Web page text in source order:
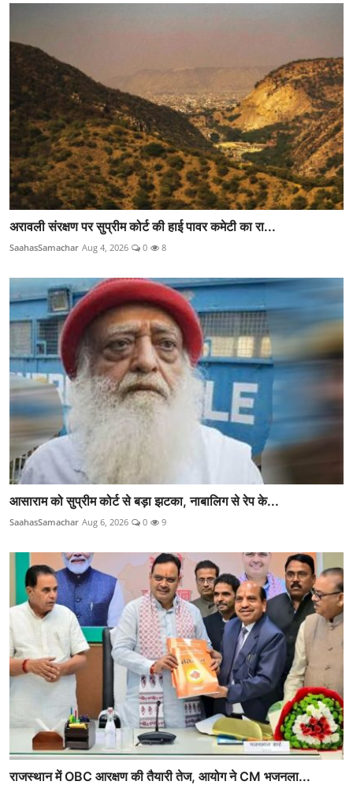
अरावली संरक्षण पर सुप्रीम कोर्ट की हाई पावर कमेटी का रा...
SaahasSamachar Aug 4, 2026 0 8
आसाराम को सुप्रीम कोर्ट से बड़ा झटका, नाबालिग से रेप के...
SaahasSamachar Aug 6, 2026 0 9
राजस्थान में OBC आरक्षण की तैयारी तेज, आयोग ने CM भजनला...